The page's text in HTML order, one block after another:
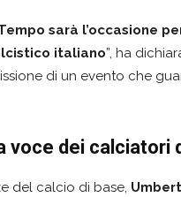
sarà l’occasione
italiano”, ha
di un evento che
voce dei calciatori
del calcio di base,